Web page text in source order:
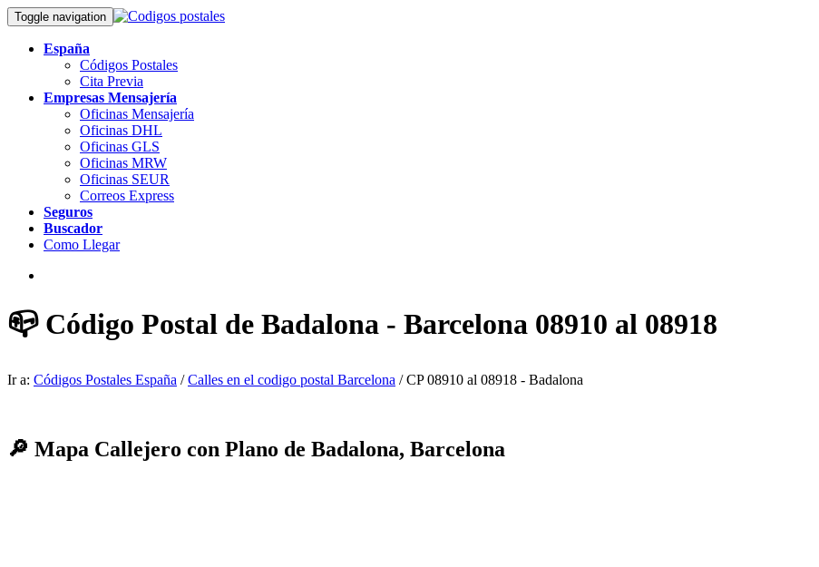
Toggle navigation
España
Códigos Postales
Cita Previa
Empresas Mensajería
Oficinas Mensajería
Oficinas DHL
Oficinas GLS
Oficinas MRW
Oficinas SEUR
Correos Express
Seguros
Buscador
Como Llegar
📪 Código Postal de Badalona - Barcelona 08910 al 08918
Ir a: Códigos Postales España /Calles en el codigo postal Barcelona / CP 08910 al 08918 - Badalona
🔎 Mapa Callejero con Plano de Badalona, Barcelona